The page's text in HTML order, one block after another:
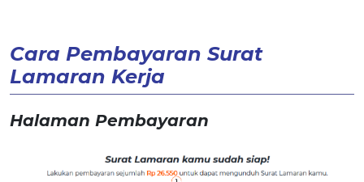
Cara Pembayaran Surat
Lamaran Kerja
Halaman Pembayaran